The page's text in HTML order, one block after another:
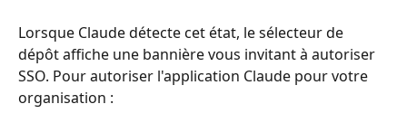
Lorsque Claude détecte cet état, le sélecteur de
dépôt affiche une bannière vous invitant à autoriser
SSO. Pour autoriser l'application Claude pour votre
organisation :